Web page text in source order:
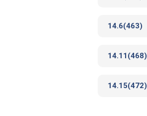
14.6(463)
14.11(468)
14.15(472)